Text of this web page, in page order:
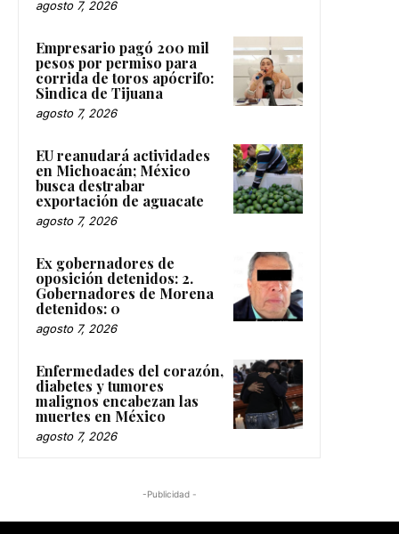
agosto 7, 2026
Empresario pagó 200 mil
pesos por permiso para
corrida de toros apócrifo:
Sindica de Tijuana
agosto 7, 2026
EU reanudará actividades
en Michoacán; México
busca destrabar
exportación de aguacate
agosto 7, 2026
Ex gobernadores de
oposición detenidos: 2.
Gobernadores de Morena
detenidos: 0
agosto 7, 2026
Enfermedades del corazón,
diabetes y tumores
malignos encabezan las
muertes en México
agosto 7, 2026
-Publicidad -